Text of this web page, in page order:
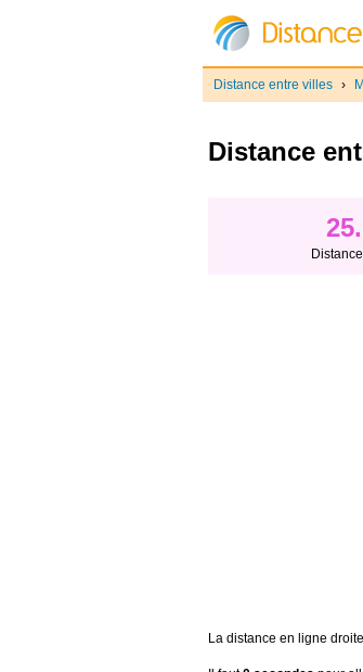
Distance entre villes ›
Distance
La distance en ligne